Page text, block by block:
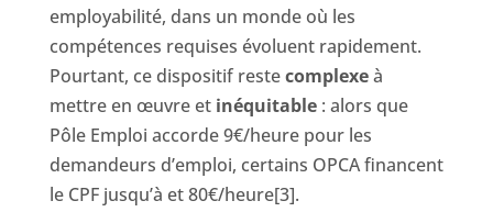
employabilité, dans un monde où les
compétences requises évoluent rapidement.
Pourtant, ce dispositif restecomplexeà
mettre en œuvre et inéquitable : alors que
Pôle Emploi accorde 9€/heure pour les
demandeurs d’emploi, certains OPCA financent
le CPF jusqu’à et 80€/heure[3].